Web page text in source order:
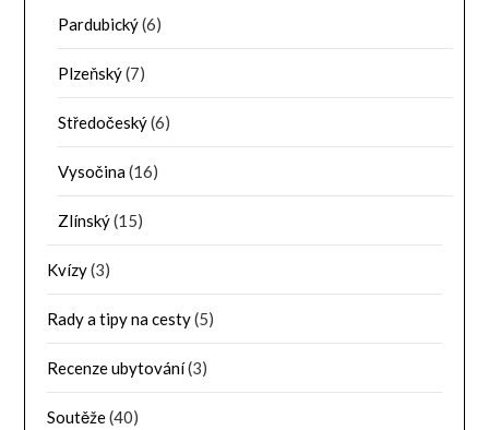
Pardubický(6)
Plzeňský(7)
Středočeský(6)
Vysočina(16)
Zlínský(15)
Kvízy(3)
Rady a tipy na cesty(5)
Recenze ubytování(3)
Soutěže(40)